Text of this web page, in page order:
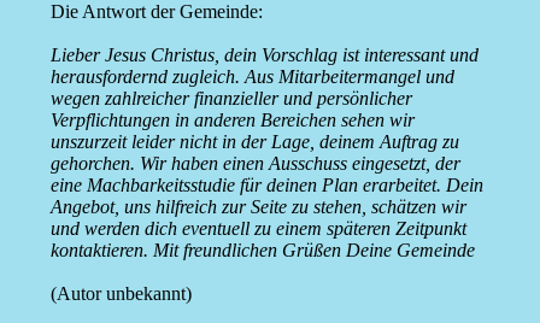
Die Antwort der Gemeinde:
Lieber Jesus Christus, dein Vorschlag ist interessant und
herausfordernd zugleich. Aus Mitarbeitermangel und
wegen zahlreicher finanzieller und persönlicher
Verpflichtungen in anderen Bereichen sehen wir
unszurzeit leider nicht in der Lage, deinem Auftrag zu
gehorchen. Wir haben einen Ausschuss eingesetzt, der
eine Machbarkeitsstudie für deinen Plan erarbeitet. Dein
Angebot, uns hilfreich zur Seite zu stehen, schätzen wir
und werden dich eventuell zu einem späteren Zeitpunkt
kontaktieren. Mit freundlichen Grüßen Deine Gemeinde
(Autor unbekannt)